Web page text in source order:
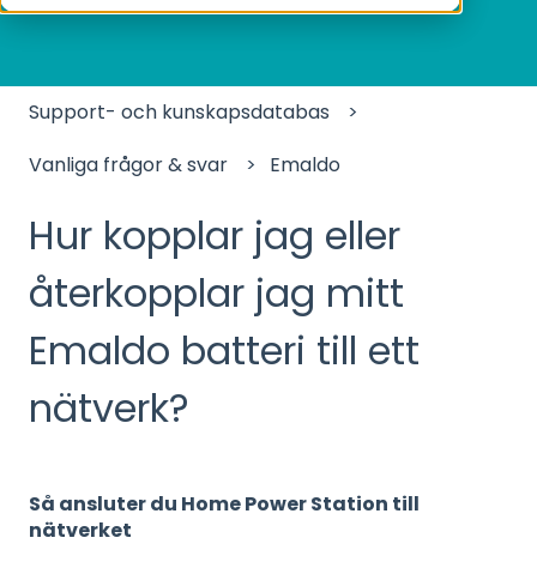
Support- och kunskapsdatabas
Vanliga frågor & svar
Emaldo
Hur kopplar jag eller
återkopplar jag mitt
Emaldo batteri till ett
nätverk?
Så ansluter du Home Power Station till
nätverket